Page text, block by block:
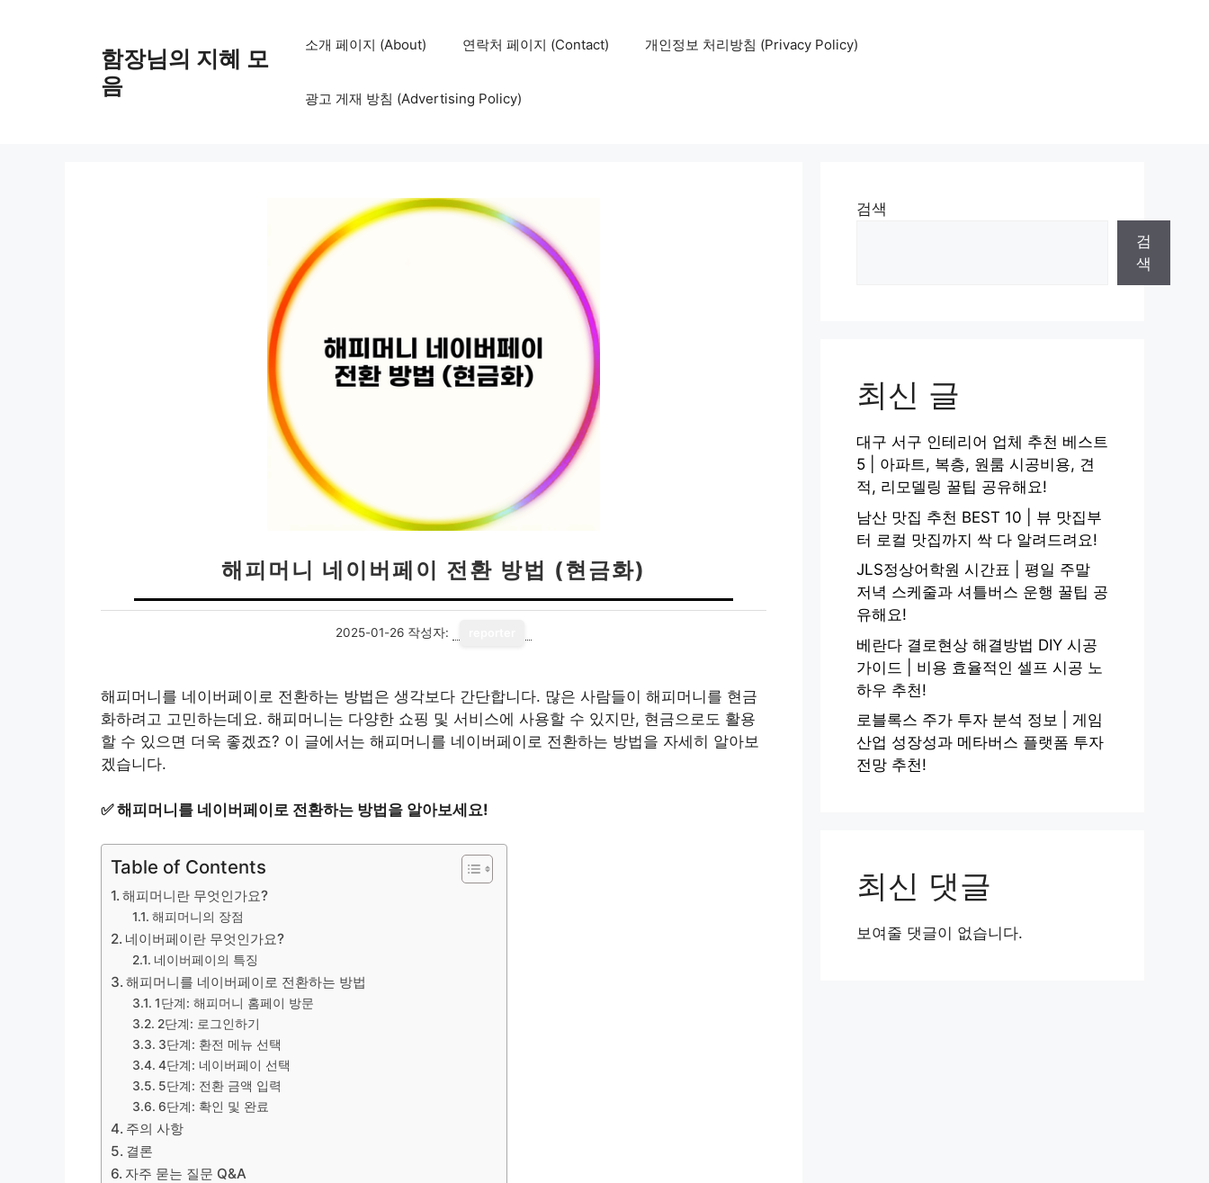
함장님의 지혜 모
음
소개 페이지 (About) 연락처 페이지 (Contact) 개인정보 처리방침 (Privacy Policy)
광고 게재 방침 (Advertising Policy)
해피머니 네이버페이 전환 방법 (현금화)
2025-01-26 작성자:
해피머니를 네이버페이로 전환하는 방법은 생각보다 간단합니다. 많은 사람들이 해피머니를 현금
화하려고 고민하는데요. 해피머니는 다양한 쇼핑 및 서비스에 사용할 수 있지만, 현금으로도 활용
할 수 있으면 더욱 좋겠죠? 이 글에서는 해피머니를 네이버페이로 전환하는 방법을 자세히 알아보
겠습니다.
✅해피머니를 네이버페이로 전환하는 방법을 알아보세요!
Table of Contents
해피머니란 무엇인가요?
해피머니의 장점
네이버페이란 무엇인가요?
네이버페이의 특징
해피머니를 네이버페이로 전환하는 방법
1단계: 해피머니 홈페이 방문
2단계: 로그인하기
3단계: 환전 메뉴 선택
4단계: 네이버페이 선택
5단계: 전환 금액 입력
6단계: 확인 및 완료
주의 사항
결론
자주 묻는 질문 Q&A
검색
검
색
최신 글
대구 서구 인테리어 업체 추천 베스트
5 | 아파트, 복층, 원룸 시공비용, 견
적, 리모델링 꿀팁 공유해요!
남산 맛집 추천 BEST 10 | 뷰 맛집부
터 로컬 맛집까지 싹 다 알려드려요!
JLS정상어학원 시간표 | 평일 주말
저녁 스케줄과 셔틀버스 운행 꿀팁 공
유해요!
베란다 결로현상 해결방법 DIY 시공
가이드 | 비용 효율적인 셀프 시공 노
하우 추천!
로블록스 주가 투자 분석 정보 | 게임
산업 성장성과 메타버스 플랫폼 투자
전망 추천!
최신 댓글
보여줄 댓글이 없습니다.